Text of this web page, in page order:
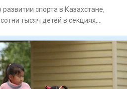
спорта в Казахстане,
тысяч детей в секциях,